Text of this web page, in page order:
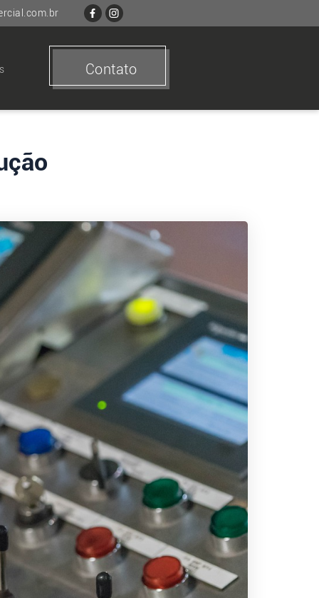
Contato